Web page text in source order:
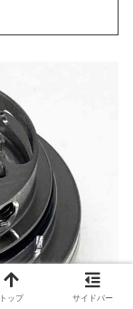
トップ サイドバー